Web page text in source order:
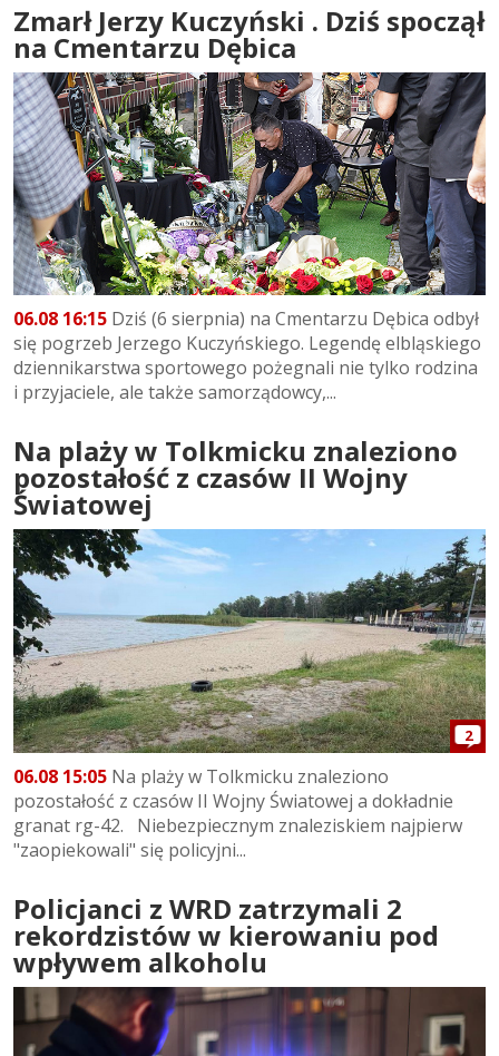
Zmarł Jerzy Kuczyński . Dziś spoczął
na Cmentarzu Dębica
06.08 16:15 Dziś (6 sierpnia) na Cmentarzu Dębica odbył
się pogrzeb Jerzego Kuczyńskiego. Legendę elbląskiego
dziennikarstwa sportowego pożegnali nie tylko rodzina
i przyjaciele, ale także samorządowcy,...
Na plaży w Tolkmicku znaleziono
pozostałość z czasów II Wojny
Światowej
2
06.08 15:05 Na plaży w Tolkmicku znaleziono
pozostałość z czasów II Wojny Światowej a dokładnie
granat rg-42. Niebezpiecznym znaleziskiem najpierw
"zaopiekowali" się policyjni...
Policjanci z WRD zatrzymali 2
rekordzistów w kierowaniu pod
wpływem alkoholu